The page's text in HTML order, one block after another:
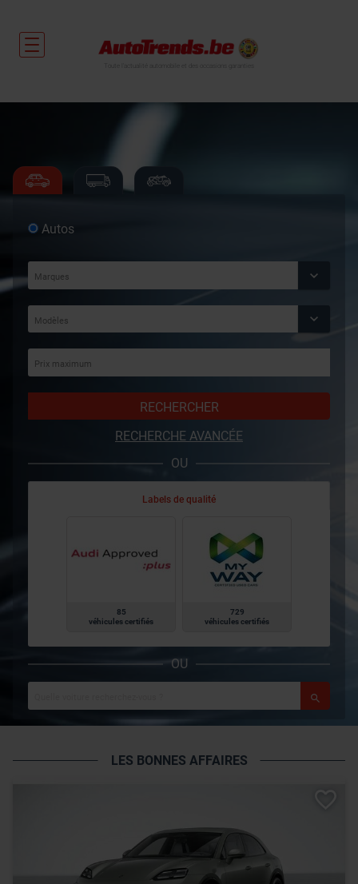
Autos
RECHERCHER
RECHERCHE AVANCÉE
OU
Labels de qualité
85
véhicules certifiés
729
véhicules certifiés
OU
LES BONNES AFFAIRES